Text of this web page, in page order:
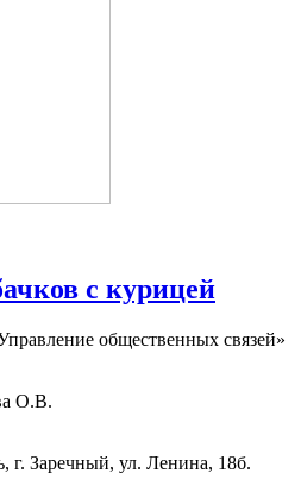
с курицей
общественных связей»
О.В.
г. Заречный, ул. Ленина, 18б.